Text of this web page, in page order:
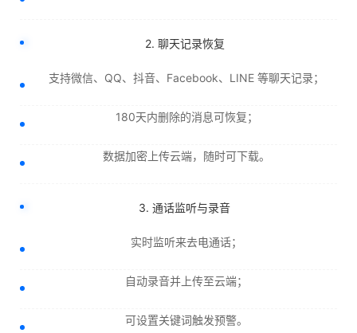
2. 聊天记录恢复
支持微信、QQ、抖音、Facebook、LINE 等聊天记录；
180天内删除的消息可恢复；
数据加密上传云端，随时可下载。
3. 通话监听与录音
实时监听来去电通话；
自动录音并上传至云端；
可设置关键词触发预警。